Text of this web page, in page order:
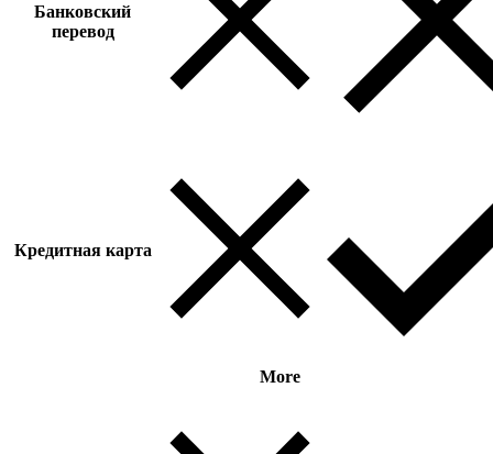
Банковский
перевод
Кредитная карта
More